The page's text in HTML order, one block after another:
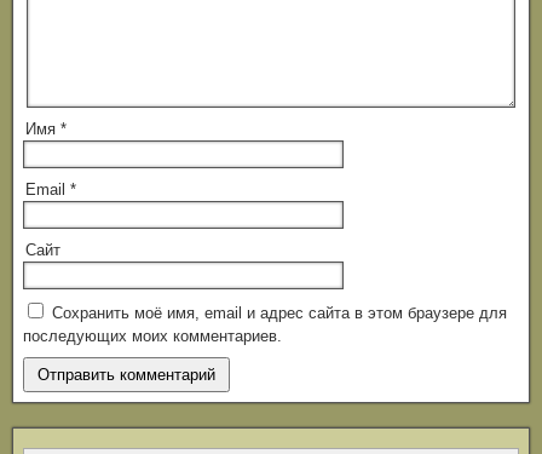
Имя *
Email *
Сайт
Сохранить моё имя, email и адрес сайта в этом браузере для
последующих моих комментариев.